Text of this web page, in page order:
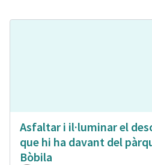
Asfaltar i il·luminar el
que hi ha davant del
Bòbila